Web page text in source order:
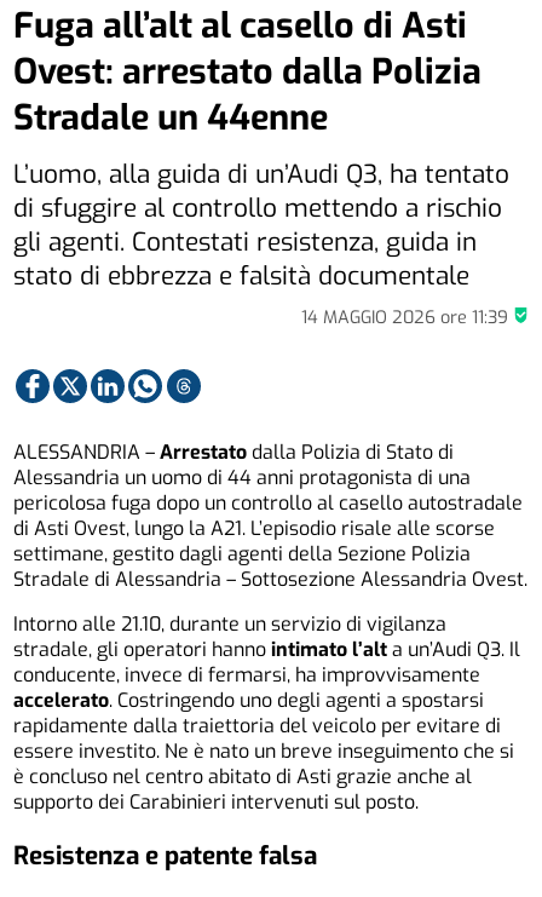
14 MAGGIO 2026 ore 11:39
Fuga all’alt al casello di Asti
Ovest: arrestato dalla Polizia
Stradale un 44enne
L’uomo, alla guida di un’Audi Q3, ha tentato
di sfuggire al controllo mettendo a rischio
gli agenti. Contestati resistenza, guida in
stato di ebbrezza e falsità documentale
ALESSANDRIA –Arrestato dalla Polizia di Stato di
Alessandria un uomo di 44 anni protagonista di una
pericolosa fuga dopo un controllo al casello autostradale
di Asti Ovest, lungo la A21. L’episodio risale alle scorse
settimane, gestito dagli agenti della Sezione Polizia
Stradale di Alessandria – Sottosezione Alessandria Ovest.
Intorno alle 21.10, durante un servizio di vigilanza
stradale, gli operatori hannointimato l’alta un’Audi Q3. Il
conducente, invece di fermarsi, ha improvvisamente
accelerato. Costringendo uno degli agenti a spostarsi
rapidamente dalla traiettoria del veicolo per evitare di
essere investito. Ne è nato un breve inseguimento che si
è concluso nel centro abitato di Asti grazie anche al
supporto dei Carabinieri intervenuti sul posto.
Resistenza e patente falsa